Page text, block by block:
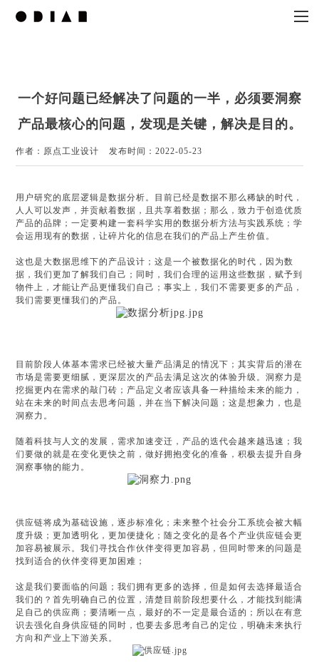
一个好问题已经解决了问题的一半，必须要洞察
产品最核心的问题，发现是关键，解决是目的。
作者：原点工业设计 发布时间：2022-05-23
用户研究的底层逻辑是数据分析。
目前已经是数据不那么稀缺的时代，
人人可以发声，并贡献着数据，且共享着数据；那么，致力于创造优质
产品的品牌；一定要构建一套科学实用的数据分析方法与实践系统；学
会运用现有的数据，让碎片化的信息在我们的产品上产生价值。
这也是大数据思维下的产品设计；这是一个被数据化的时代，因为数
据，我们更加了解我们自己； 同时，我们合理的运用这些数据，赋予到
物件上，才能让产品更懂我们自己；事实上，我们不需要更多的产品，
我们需要更懂我们的产品。
目前阶段人体基本需求已经被大量产品满足的情况下；其实背后的潜在
市场是需要更细腻，更深层次的产品去满足这次的体验升级。洞察力是
挖掘更内在需求的敲门砖； 产品定义者应该具备一种描绘未来的能力，
站在未来的时间点去思考问题，并在当下解决问题；这是想象力，也是
洞察力。
随着科技与人文的发展，需求加速变迁，产品的迭代会越来越迅速；我
们要做的就是在变化更快之前，做好拥抱变化的准备，积极去提升自身
洞察事物的能力。
供应链将成为基础设施，逐步标准化；未来整个社会分工系统会被大幅
度升级；更加透明化，更加便捷化； 随之变化的是各个产业供应链会更
加容易被展示。我们寻找合作伙伴变得更加容易，但同时带来的问题是
找到适合的伙伴变得更加困难；
这是我们要面临的问题；我们拥有更多的选择，但是如何去选择最适合
我们的？首先明确自己的位置，清楚目前阶段想要什么，才能找到能满
足自己的供应商；要清晰一点，最好的不一定是最合适的； 所以在有意
识去强化自身供应链的同时，也要去多思考自己的定位，明确未来执行
方向和产业上下游关系。